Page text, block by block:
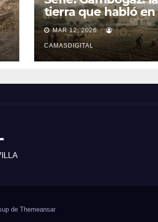
tierra que habló en
silencio.
MAR 12, 2026
CAMASDIGITAL
de Themeansar